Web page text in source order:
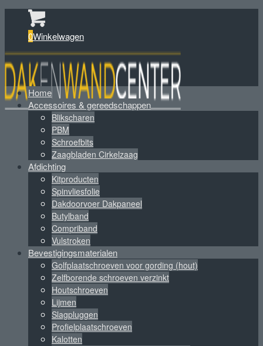
0Winkelwagen
Home
Accessoires & gereedschappen
Blikscharen
PBM
Schroefbits
Zaagbladen Cirkelzaag
Afdichting
Kitproducten
Spinvliesfolie
Dakdoorvoer Dakpaneel
Butylband
Compriband
Vulstroken
Bevestigingsmaterialen
Golfplaatschroeven voor gording (hout)
Zelfborende schroeven verzinkt
Houtschroeven
Lijmen
Slagpluggen
Profielplaatschroeven
Kalotten